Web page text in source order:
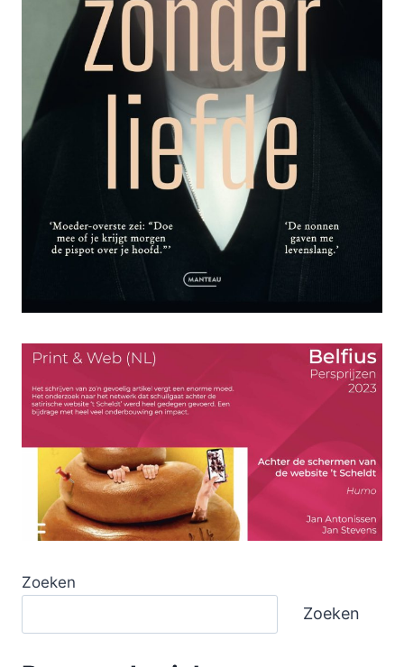
Zoeken
Zoeken